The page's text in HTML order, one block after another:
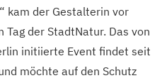
kam der Gestalterin vor
Tag der StadtNatur. Das von
initiierte Event findet seit
möchte auf den Schutz